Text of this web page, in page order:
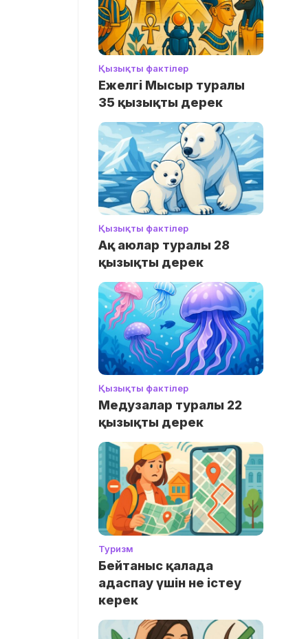
Қызықты фактілер
Ежелгі Мысыр туралы
35 қызықты дерек
Қызықты фактілер
Ақ аюлар туралы 28
қызықты дерек
Қызықты фактілер
Медузалар туралы 22
қызықты дерек
Туризм
Бейтаныс қалада
адаспау үшін не істеу
керек